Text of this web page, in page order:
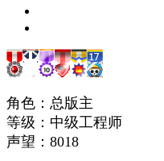
角色：总版主
等级：中级工程师
声望： 8018